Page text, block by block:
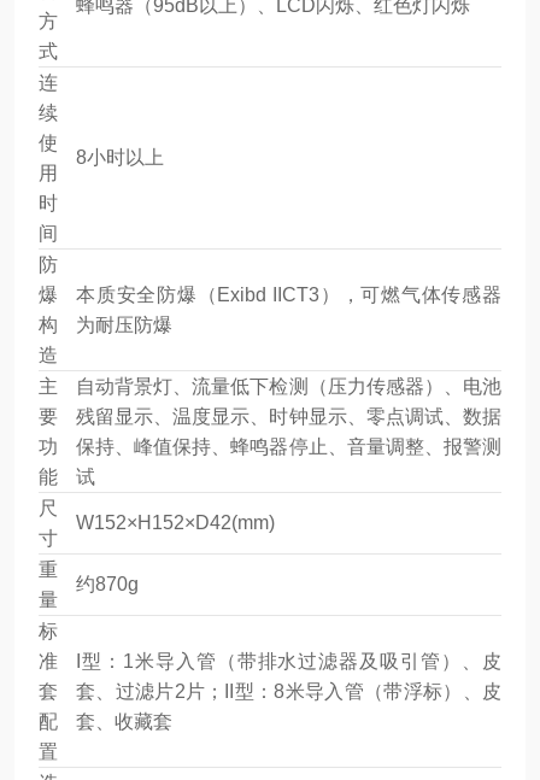
方
式
蜂鸣器（95dB以上）、LCD闪烁、红色灯闪烁
连
续
使
用
时
间
8小时以上
防
爆
构
造
本质安全防爆（Exibd IICT3），可燃气体传感器
为耐压防爆
主
要
功
能
自动背景灯、流量低下检测（压力传感器）、电池
残留显示、温度显示、时钟显示、零点调试、数据
保持、峰值保持、蜂鸣器停止、音量调整、报警测
试
尺
寸
W152×H152×D42(mm)
重
量
约870g
标
准
套
配
置
I型：1米导入管（带排水过滤器及吸引管）、皮
套、过滤片2片；II型：8米导入管（带浮标）、皮
套、收藏套